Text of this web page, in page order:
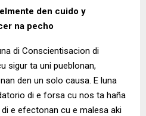
den cuido y
na pecho
di Conscientisacion di
sigur ta uni pueblonan,
den un solo causa. E luna
di e forsa cu nos ta haña
e efectonan cu e malesa aki